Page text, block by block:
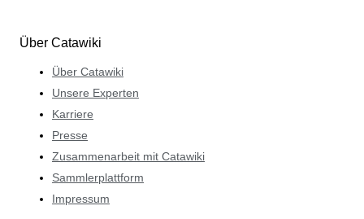
Über Catawiki
Über Catawiki
Unsere Experten
Karriere
Presse
Zusammenarbeit mit Catawiki
Sammlerplattform
Impressum